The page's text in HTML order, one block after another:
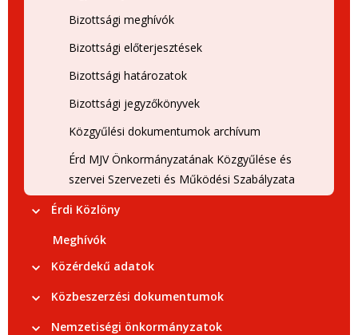
Bizottsági meghívók
Bizottsági előterjesztések
Bizottsági határozatok
Bizottsági jegyzőkönyvek
Közgyűlési dokumentumok archívum
Érd MJV Önkormányzatának Közgyűlése és
szervei Szervezeti és Működési Szabályzata
Érdi Közlöny
Meghívók
Közérdekű adatok
Közbeszerzési dokumentumok
Nemzetiségi önkormányzatok